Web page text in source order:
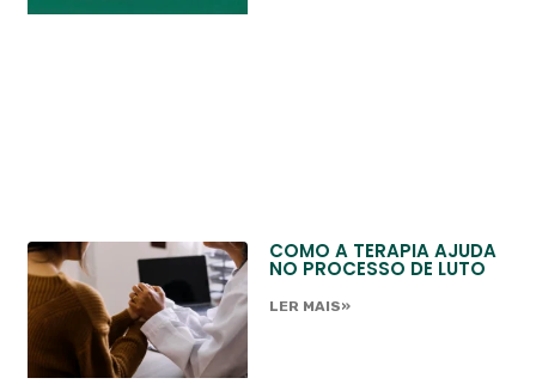
COMO A TERAPIA AJUDA
NO PROCESSO DE LUTO
LER MAIS»